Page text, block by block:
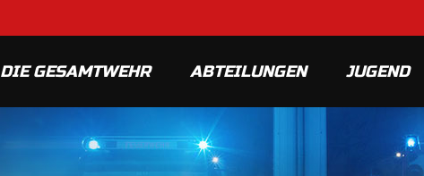
DIE GESAMTWEHR ABTEILUNGEN JUGEND